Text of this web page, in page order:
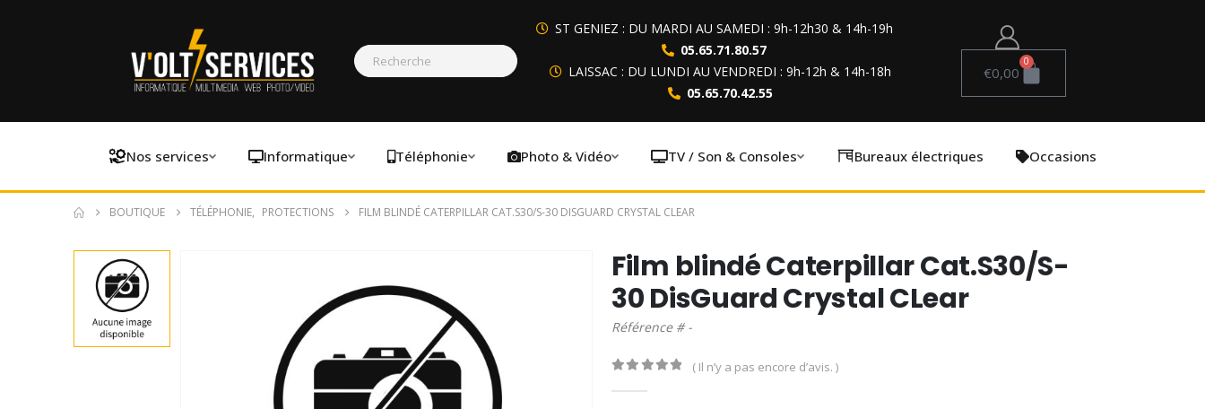
ST GENIEZ : DU MARDI AU SAMEDI : 9h-12h30 & 14h-19h
05.65.71.80.57
LAISSAC : DU LUNDI AU VENDREDI : 9h-12h & 14h-18h
05.65.70.42.55
€0,00
0
Nos services Informatique Téléphonie Photo & Vidéo TV / Son & Consoles Bureaux électriques Occasions
BOUTIQUE TÉLÉPHONIE, PROTECTIONS FILM BLINDÉ CATERPILLAR CAT.S30/S-30 DISGUARD CRYSTAL CLEAR
Film blindé Caterpillar Cat.S30/S-
30 DisGuard Crystal CLear
Référence # -
( Il n’y a pas encore d’avis. )